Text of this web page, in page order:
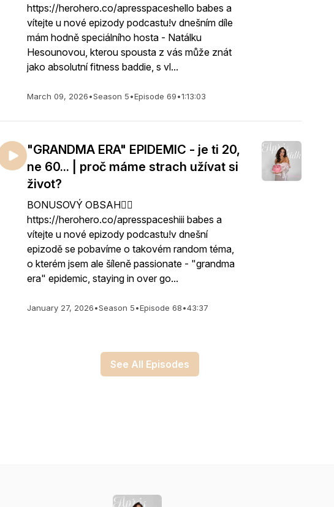
https://herohero.co/apresspaceshello babes a
vítejte u nové epizody podcastu!v dnešním díle
mám hodně speciálního hosta - Natálku
Hesounovou, kterou spousta z vás může znát
jako absolutní fitness baddie, s vl...
March 09, 2026•Season 5•Episode 69•1:13:03
"GRANDMA ERA" EPIDEMIC - je ti 20,
ne 60... | proč máme strach užívat si
život?
BONUSOVÝ OBSAH👇🏻
https://herohero.co/apresspaceshiii babes a
vítejte u nové epizody podcastu!v dnešní
epizodě se pobavíme o takovém random téma,
o kterém jsem ale šíleně passionate - "grandma
era" epidemic, staying in over go...
January 27, 2026•Season 5•Episode 68•43:37
See All Episodes